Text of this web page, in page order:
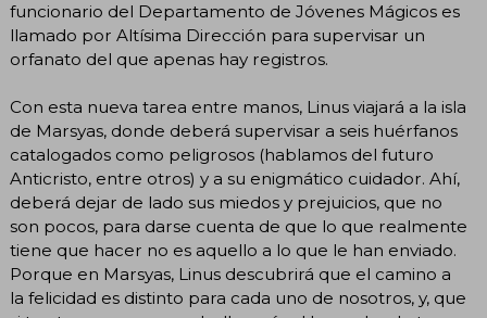
funcionario del Departamento de Jóvenes Mágicos es
llamado por Altísima Dirección para supervisar un
orfanato del que apenas hay registros.
Con esta nueva tarea entre manos, Linus viajará a la isla
de Marsyas, donde deberá supervisar a seis huérfanos
catalogados como peligrosos (hablamos del futuro
Anticristo, entre otros) y a su enigmático cuidador. Ahí,
deberá dejar de lado sus miedos y prejuicios, que no
son pocos, para darse cuenta de que lo que realmente
tiene que hacer no es aquello a lo que le han enviado.
Porque en Marsyas, Linus descubrirá que el camino a
la felicidad es distinto para cada uno de nosotros, y, que